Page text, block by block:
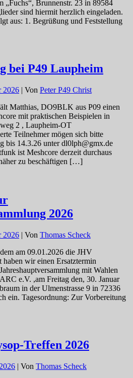
„Fuchs“, Brunnenstr. 23 in 89584
sind hiermit herzlich eingeladen.
aus: 1. Begrüßung und Feststellung
bei P49 Laupheim
2026 | Von Peter P49 Christ
Matthias, DO9BLK aus P09 einen
mit praktischen Beispielen in
2 , Laupheim-OT
Teilnehmer mögen sich bitte
bis 14.3.26 unter dl0lph@gmx.de
ist Meshcore derzeit durchaus
zu beschäftigen […]
2026
2026 | Von Thomas Scheck
am 09.01.2026 die JHV
haben wir einen Ersatztermin
mit Wahlen
e.V. ,am Freitag den, 30. Januar
in der Ulmenstrasse 9 in 72336
ein. Tagesordnung: Zur Vorbereitung
Treffen 2026
| Von Thomas Scheck